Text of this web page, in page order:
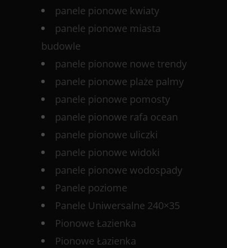
panele pionowe kwiaty
panele pionowe miasta
budowle
panele pionowe nowe trendy
panele pionowe plaże palmy
panele pionowe pomosty
panele pionowe rafa ocean
panele pionowe uliczki
panele pionowe widoki
panele pionowe wodospady
Panele poziome
Panele Uniwersalne 240×35
Pionowe Łazienka
Pionowe Łazienka